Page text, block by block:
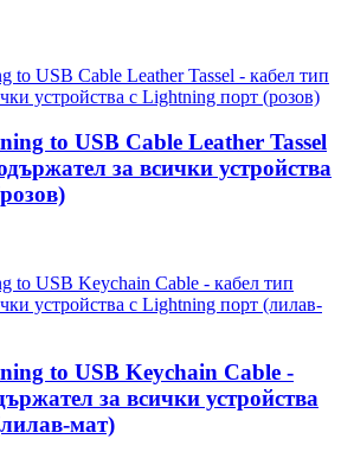
to USB Cable Leather Tassel
за всички устройства
to USB Keychain Cable -
за всички устройства
мат)